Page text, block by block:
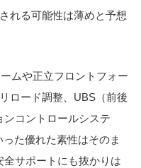
れる可能性は薄めと予想
ムや正立フロントフォー
ロード調整、UBS（前後
コントロールシステ
た優れた素性はそのま
全サポートにも抜かりは